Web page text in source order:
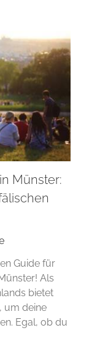
Münster:
Guide für
Als
bietet
um deine
Egal, ob du